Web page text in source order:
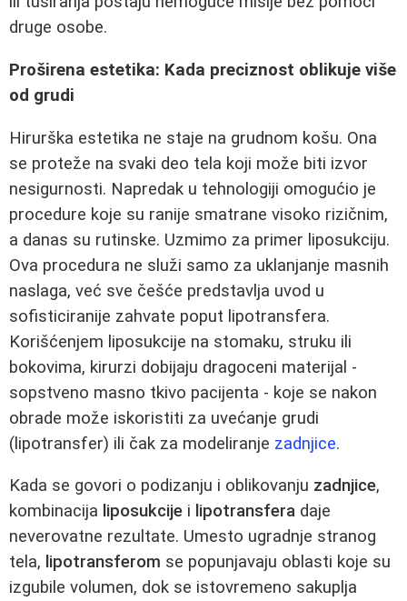
druge osobe.
Proširena estetika: Kada preciznost oblikuje više
od grudi
Hirurška estetika ne staje na grudnom košu. Ona
se proteže na svaki deo tela koji može biti izvor
nesigurnosti. Napredak u tehnologiji omogućio je
procedure koje su ranije smatrane visoko rizičnim,
a danas su rutinske. Uzmimo za primer liposukciju.
Ova procedura ne služi samo za uklanjanje masnih
naslaga, već sve češće predstavlja uvod u
sofisticiranije zahvate poput lipotransfera.
Korišćenjem liposukcije na stomaku, struku ili
bokovima, kirurzi dobijaju dragoceni materijal -
sopstveno masno tkivo pacijenta - koje se nakon
obrade može iskoristiti za uvećanje grudi
(lipotransfer) ili čak za modeliranje zadnjice.
Kada se govori o podizanju i oblikovanju zadnjice,
kombinacija liposukcije i lipotransfera daje
neverovatne rezultate. Umesto ugradnje stranog
tela, lipotransferom se popunjavaju oblasti koje su
izgubile volumen, dok se istovremeno sakuplja